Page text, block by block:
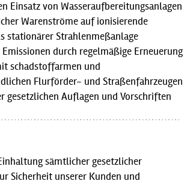
Einsatz von Wasseraufbereitungsanlagen
Warenströme auf ionisierende
stationärer Strahlenmeßanlage
durch regelmäßige Erneuerung
schadstoffarmen und
Flurförder- und Straßenfahrzeugen
gesetzlichen Auflagen und Vorschriften
sämtlicher gesetzlicher
Sicherheit unserer Kunden und